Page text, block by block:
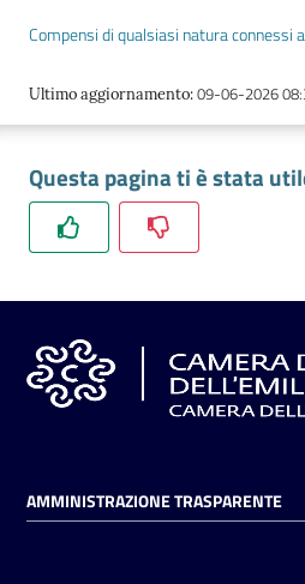
Tutelare
l'Impresa
e
il
Consumatore
digitale
Prenotazioni
on line
Compensi di qualsiasi natura connessi
Ultimo aggiornamento:09-06-2026
Questa pagina ti è stata
AMMINISTRAZIONE TRASPARENTE